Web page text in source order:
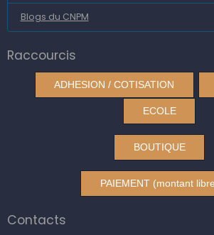
Blogs du CNPM
Raccourcis
ADHESION / COTISATION
ECOLE
BOUTIQUE
PAIEMENT (montant
Contacts